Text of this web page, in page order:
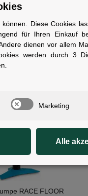
RACE FLOOR
Diese Cookies
für Ihren Einkauf
dienen vor allem
werden durch 3
Marketing
Alle